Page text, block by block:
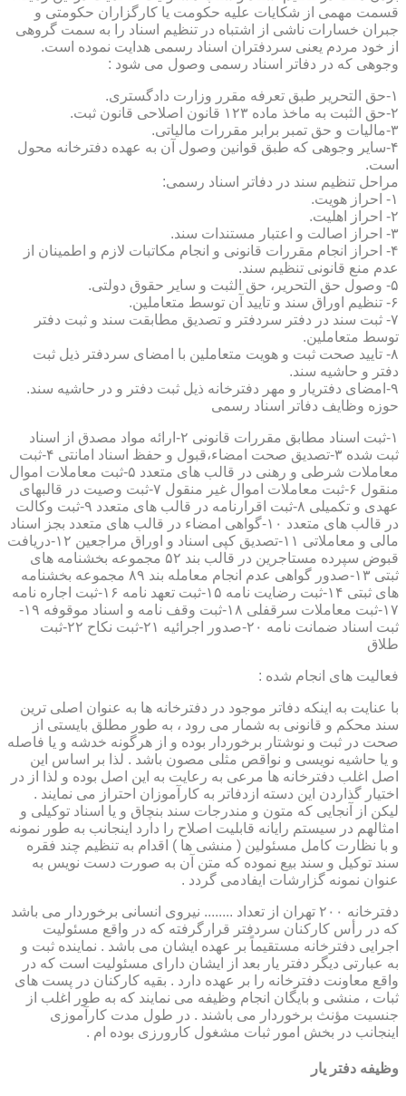
قسمت مهمی از شکایات علیه حکومت یا کارگزاران حکومتی و
جبران خسارات ناشی از اشتباه در تنظیم اسناد را به سمت گروهی
از خود مردم یعنی سردفتران اسناد رسمی هدایت نموده است.
وجوهی که در دفاتر اسناد رسمی وصول می شود :
۱-حق التحریر طبق تعرفه مقرر وزارت دادگستری.
۲-حق الثبت به ماخذ ماده ۱۲۳ قانون اصلاحی قانون ثبت.
۳-مالیات و حق تمبر برابر مقررات مالیاتی.
۴-سایر وجوهی که طبق قوانین وصول آن به عهده دفترخانه محول
است.
مراحل تنظیم سند در دفاتر اسناد رسمی:
۱- احراز هویت.
۲- احراز اهلیت.
۳- احراز اصالت و اعتبار مستندات سند.
۴- احراز انجام مقررات قانونی و انجام مکاتبات لازم و اطمینان از
عدم منع قانونی تنظیم سند.
۵- وصول حق التحریر، حق الثبت و سایر حقوق دولتی.
۶- تنظیم اوراق سند و تایید آن توسط متعاملین.
۷- ثبت سند در دفتر سردفتر و تصدیق مطابقت سند و ثبت دفتر
توسط متعاملین.
۸- تایید صحت ثبت و هویت متعاملین با امضای سردفتر ذیل ثبت
دفتر و حاشیه سند.
۹-امضای دفتریار و مهر دفترخانه ذیل ثبت دفتر و در حاشیه سند.
حوزه وظایف دفاتر اسناد رسمی
۱-ثبت اسناد مطابق مقررات قانونی ۲-ارائه مواد مصدق از اسناد
ثبت شده ۳-تصدیق صحت امضاء،قبول و حفظ اسناد امانتی ۴-ثبت
معاملات شرطی و رهنی در قالب های متعدد ۵-ثبت معاملات اموال
منقول ۶-ثبت معاملات اموال غیر منقول ۷-ثبت وصیت در قالبهای
عهدی و تکمیلی ۸-ثبت اقرارنامه در قالب های متعدد ۹-ثبت وکالت
در قالب های متعدد ۱۰-گواهی امضاء در قالب های متعدد بجز اسناد
مالی و معاملاتی ۱۱-تصدیق کپی اسناد و اوراق مراجعین ۱۲-دریافت
قبوض سپرده مستاجرین در قالب بند ۵۲ مجموعه بخشنامه های
ثبتی ۱۳-صدور گواهی عدم انجام معامله بند ۸۹ مجموعه بخشنامه
های ثبتی ۱۴-ثبت رضایت نامه ۱۵-ثبت تعهد نامه ۱۶-ثبت اجاره نامه
۱۷-ثبت معاملات سرقفلی ۱۸-ثبت وقف نامه و اسناد موقوفه ۱۹-
ثبت اسناد ضمانت نامه ۲۰-صدور اجرائیه ۲۱-ثبت نکاح ۲۲-ثبت
طلاق
فعالیت های انجام شده :
با عنایت به اینکه دفاتر موجود در دفترخانه ها به عنوان اصلی ترین
سند محکم و قانونی به شمار می رود ، به طور مطلق بایستی از
صحت در ثبت و نوشتار برخوردار بوده و از هرگونه خدشه و یا فاصله
و یا حاشیه نویسی و نواقص مثلی مصون باشد . لذا بر اساس این
اصل اغلب دفترخانه ها مرعی به رعایت به این اصل بوده و لذا از در
اختیار گذاردن این دسته ازدفاتر به کارآموزان احتراز می نمایند .
لیکن از آنجایی که متون و مندرجات سند بنچاق و یا اسناد توکیلی و
امثالهم در سیستم رایانه قابلیت اصلاح را دارد اینجانب به طور نمونه
و با نظارت کامل مسئولین ( منشی ها ) اقدام به تنظیم چند فقره
سند توکیل و سند بیع نموده که متن آن به صورت دست نویس به
عنوان نمونه گزارشات ایفادمی گردد .
دفترخانه ۲۰۰ تهران از تعداد ........ نیروی انسانی برخوردار می باشد
که در رأس کارکنان سردفتر قرارگرفته که در واقع مسئولیت
اجرایی دفترخانه مستقیماً بر عهده ایشان می باشد . نماینده ثبت و
به عبارتی دیگر دفتر یار بعد از ایشان دارای مسئولیت است که در
واقع معاونت دفترخانه را بر عهده دارد . بقیه کارکنان در پست های
ثبات ، منشی و بایگان انجام وظیفه می نمایند که به طور اغلب از
جنسیت مؤنث برخوردار می باشند . در طول مدت کارآموزی
اینجانب در بخش امور ثبات مشغول کارورزی بوده ام .
وظیفه دفتر یار